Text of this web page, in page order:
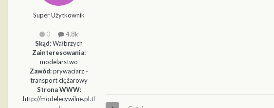
Super Użytkownik
0
4,8k
Skąd:Wałbrzych
Zainteresowania:
modelarstwo
Zawód:prywaciarz -
transport ciężarowy
Strona WWW:
http://modelecywilne.pl.tl